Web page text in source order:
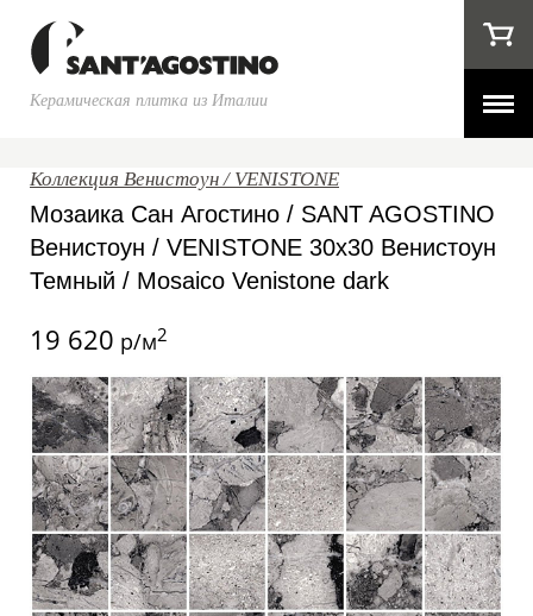
Керамическая плитка из Италии
Коллекция Венистоун / VENISTONE
Мозаика Сан Агостино / SANT AGOSTINO
Венистоун / VENISTONE 30x30 Венистоун
Темный / Mosaico Venistone dark
19 620 р/м2